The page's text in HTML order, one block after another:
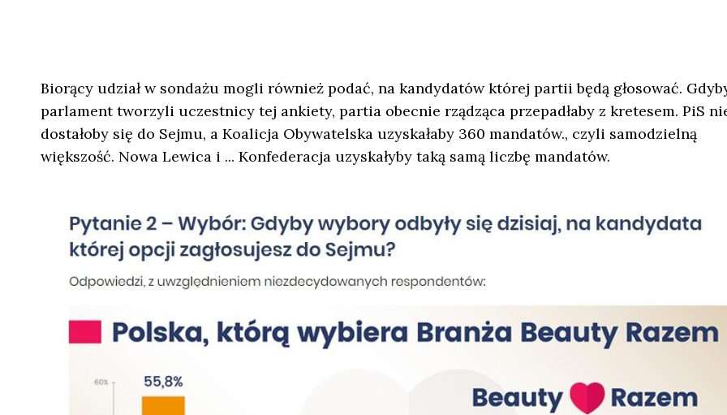
Biorący udział w sondażu mogli również podać, na kandydatów której partii będą głosować.
parlament tworzyli uczestnicy tej ankiety, partia obecnie rządząca przepadłaby z kretesem. PiS
dostałoby się do Sejmu, a Koalicja Obywatelska uzyskałaby 360 mandatów., czyli samodzielną
większość. Nowa Lewica i ... Konfederacja uzyskałyby taką samą liczbę mandatów.